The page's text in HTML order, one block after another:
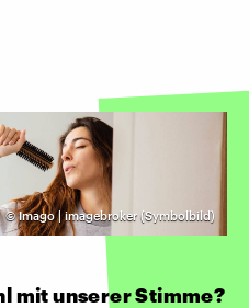
©Imago | imagebroker (Symbolbild)
mit unserer Stimme?